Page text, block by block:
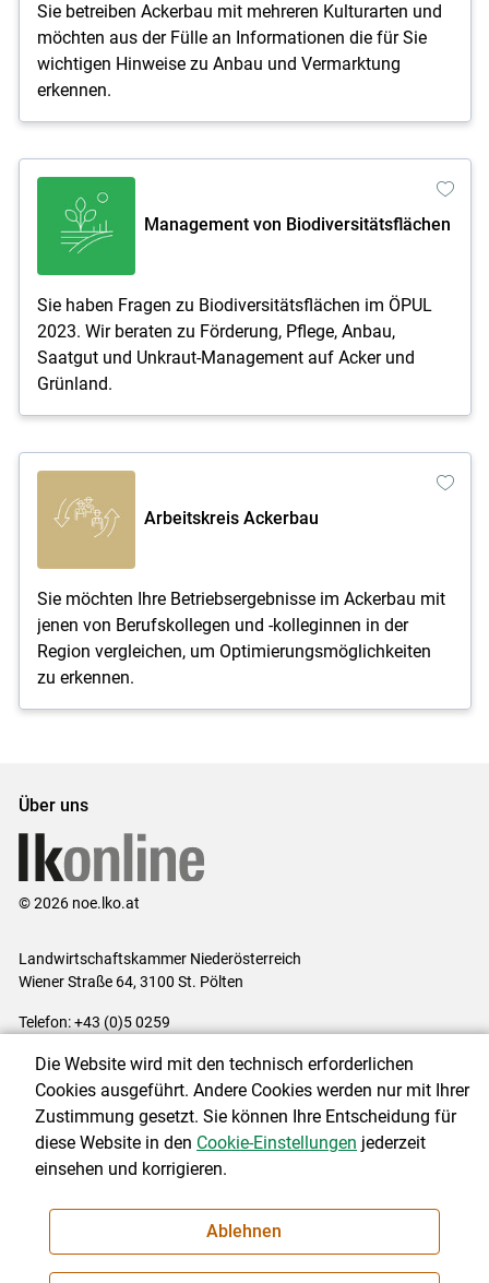
Sie betreiben Ackerbau mit mehreren Kulturarten und
möchten aus der Fülle an Informationen die für Sie
wichtigen Hinweise zu Anbau und Vermarktung
erkennen.
Management von Biodiversitätsflächen
Sie haben Fragen zu Biodiversitätsflächen im ÖPUL
2023. Wir beraten zu Förderung, Pflege, Anbau,
Saatgut und Unkraut-Management auf Acker und
Grünland.
Arbeitskreis Ackerbau
Sie möchten Ihre Betriebsergebnisse im Ackerbau mit
jenen von Berufskollegen und -kolleginnen in der
Region vergleichen, um Optimierungsmöglichkeiten
zu erkennen.
Über uns
© 2026 noe.lko.at
Landwirtschaftskammer Niederösterreich
Wiener Straße 64, 3100 St. Pölten
Telefon: +43 (0)5 0259
Impressum|Kontakt|Datenschutzerklärung|Barrierefreiheit|
Cookie-Einstellungen
NEWSLETTER
Die Website wird mit den technisch erforderlichen
Cookies ausgeführt. Andere Cookies werden nur mit Ihrer
Zustimmung gesetzt. Sie können Ihre Entscheidung für
diese Website in den Cookie-Einstellungen jederzeit
einsehen und korrigieren.
Ablehnen